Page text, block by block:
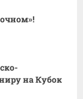
на Кубок